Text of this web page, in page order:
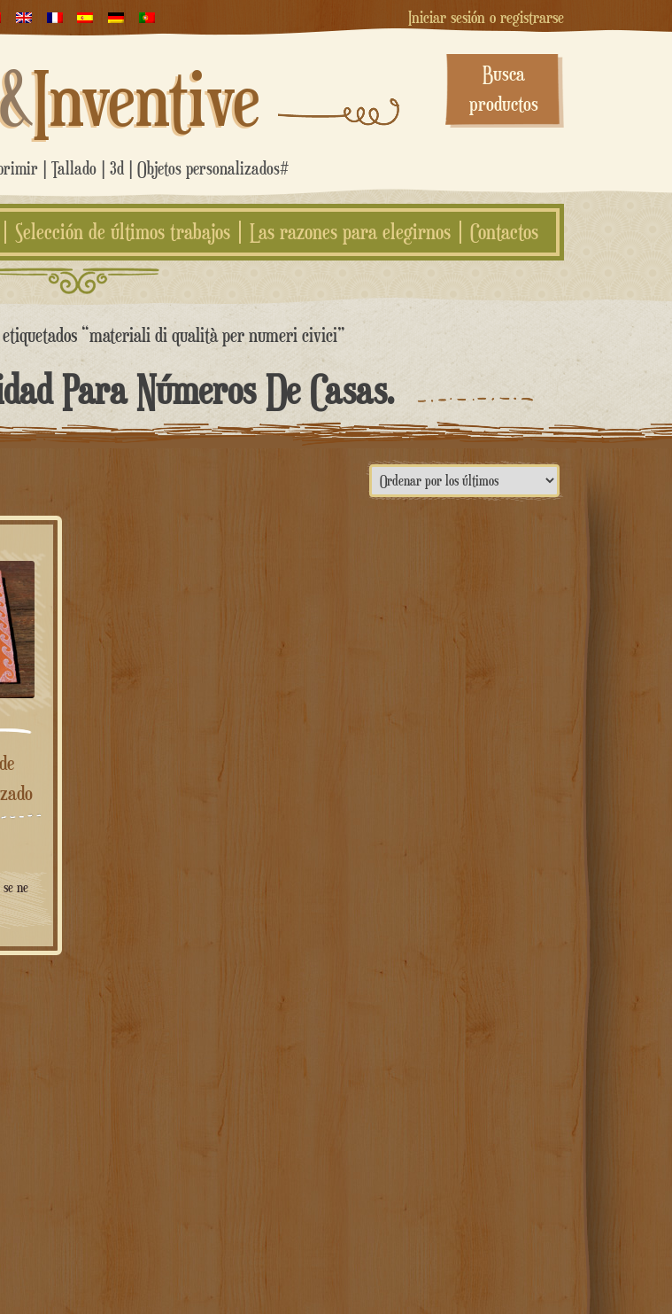
Iniciar sesión o registrarse
Inventive
| Tallado | 3d | Objetos personalizados#
Busca
productos
Selección de últimos trabajos Las razones para elegirnos Contactos
etiquetados “materiali di qualità per numeri civici”
Para Números De Casas.
ne